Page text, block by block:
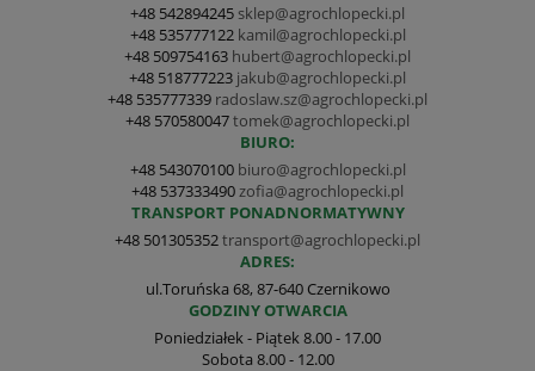
+48 542894245 sklep@agrochlopecki.pl
+48 535777122 kamil@agrochlopecki.pl
+48 509754163 hubert@agrochlopecki.pl
+48 518777223 jakub@agrochlopecki.pl
+48 535777339 radoslaw.sz@agrochlopecki.pl
+48 570580047tomek@agrochlopecki.pl
BIURO:
+48 543070100 biuro@agrochlopecki.pl
+48 537333490 zofia@agrochlopecki.pl
TRANSPORT PONADNORMATYWNY
+48 501305352transport@agrochlopecki.pl
ADRES:
ul.Toruńska 68, 87-640 Czernikowo
GODZINY OTWARCIA
Poniedziałek - Piątek 8.00 - 17.00
Sobota 8.00 - 12.00